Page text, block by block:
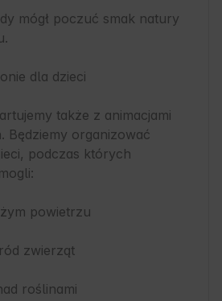
mógł poczuć smak natury
dla dzieci
także z animacjami
Będziemy organizować
podczas których
powietrzu
zwierząt
roślinami